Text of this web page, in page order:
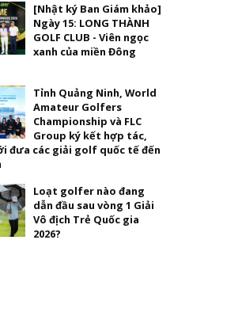
[Nhật ký Ban Giám khảo]
Ngày 15: LONG THÀNH
GOLF CLUB - Viên ngọc
xanh của miền Đông
Tỉnh Quảng Ninh, World
Amateur Golfers
Championship và FLC
Group ký kết hợp tác,
đưa các giải golf quốc tế đến
Loạt golfer nào đang
dẫn đầu sau vòng 1 Giải
Vô địch Trẻ Quốc gia
2026?